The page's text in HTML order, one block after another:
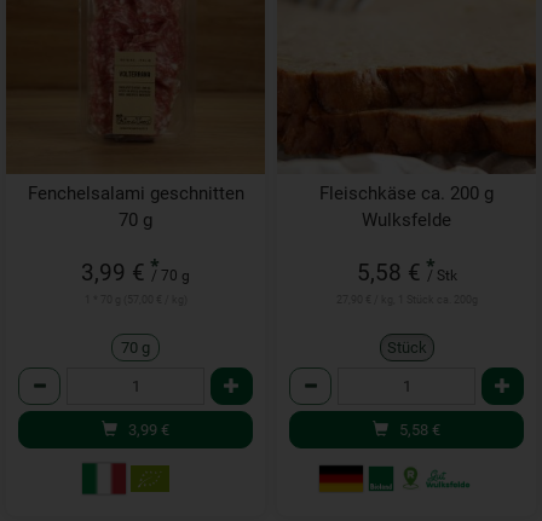
Fenchelsalami geschnitten
70 g
3,99 € *
/ 70 g
70 g
Anzahl
3,99 €
Fleischkäse ca. 200 g
Wulksfelde
5,58 € *
/ Stk
Stück
Anzahl
5,58 €